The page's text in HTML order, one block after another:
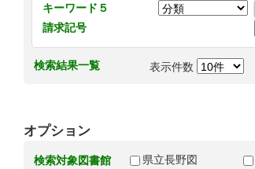
キーワード５
請求記号
検索結果一覧 表示件数
オプション
検索対象図書館 県立長野図